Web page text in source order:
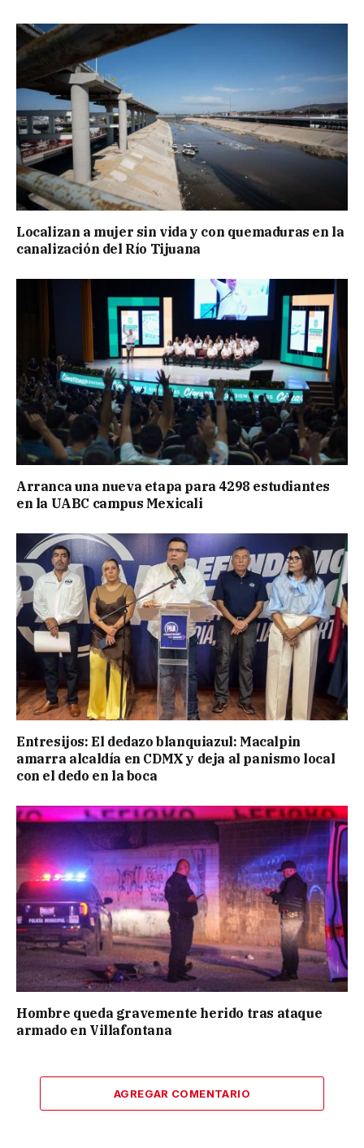
Localizan a mujer sin vida y con quemaduras en la
canalización del Río Tijuana
Arranca una nueva etapa para 4298 estudiantes
en la UABC campus Mexicali
Entresijos: El dedazo blanquiazul: Macalpin
amarra alcaldía en CDMX y deja al panismo local
con el dedo en la boca
Hombre queda gravemente herido tras ataque
armado en Villafontana
AGREGAR COMENTARIO